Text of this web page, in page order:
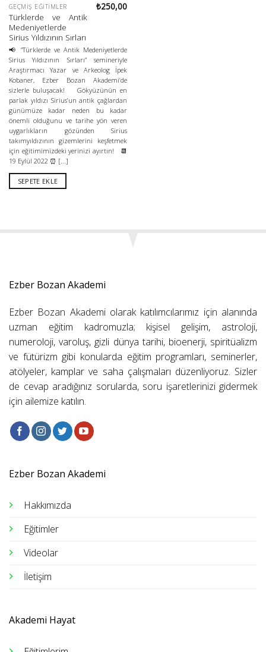
GEÇMIŞ EĞITIMLER
Türklerde ve Antik
Medeniyetlerde
Sirius Yıldızının Sırları
₺250,00
📢 “Türklerde ve Antik Medeniyetlerde
Sirius Yıldızının Sırları” semineriyle
Araştırmacı Yazar ve Arkeolog İpek
Kobaner, Ezber Bozan Akademi’de
sizlerle buluşacak! Gökyüzünün en
parlak yıldızı Sirius’un antik çağlardan
günümüze kadar neden bu kadar
önemli olduğunu ve tarihe yön veren
uygarlıkların gözünden Sirius
takımyıldızının gizemlerini keşfetmek
için eğitimimizdeki yerinizi ayırtın! 📆
19 Eylül 2022 ⏰ [...]
SEPETE EKLE
Ezber Bozan Akademi
Ezber Bozan Akademi olarak katılımcılarımız için alanında
uzman eğitim kadromuzla; kişisel gelişim, astroloji,
numeroloji, varoluş, gizli dünya tarihi, bioenerji, spiritüalizm
ve fütürizm gibi konularda eğitim programları, seminerler,
atölyeler, kamplar ve saha çalışmaları düzenliyoruz. Sizler
de cevap aradığınız sorularda, soru işaretlerinizi gidermek
için ailemize katılın.
Ezber Bozan Akademi
Hakkımızda
Eğitimler
Videolar
İletişim
Akademi Hayat